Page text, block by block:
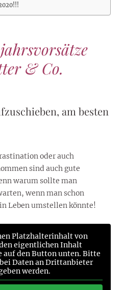
& Co.
am besten
oder auch
sind auch gute
warum sollte man
wenn man schon
Leben umstellen könnte!
Platzhalterinhalt von
eigentlichen Inhalt
auf den Button unten. Bitte
Daten an Drittanbieter
werden.